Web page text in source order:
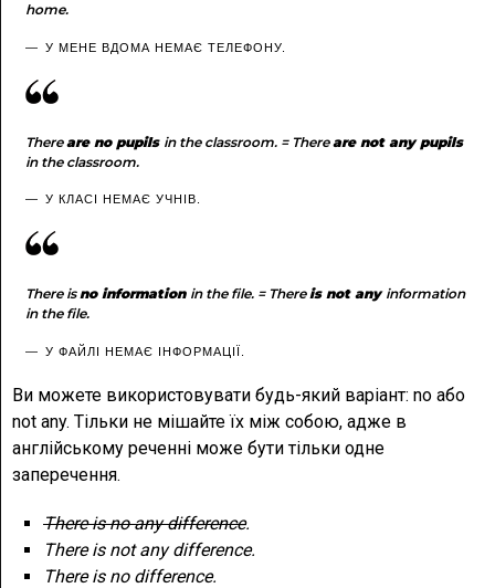
home.
У МЕНЕ ВДОМА НЕМАЄ ТЕЛЕФОНУ.
Thereare no pupils in the classroom. = Thereare not any pupils
in the classroom.
У КЛАСІ НЕМАЄ УЧНІВ.
There isno information in the file. = Thereis not any information
in the file.
У ФАЙЛІ НЕМАЄ ІНФОРМАЦІЇ.
Ви можете використовувати будь-який варіант: no або
not any. Тільки не мішайте їх між собою, адже в
англійському реченні може бути тільки одне
заперечення.
There is no any difference.
There is not any difference.
There is no difference.